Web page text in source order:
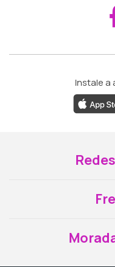
Instale a